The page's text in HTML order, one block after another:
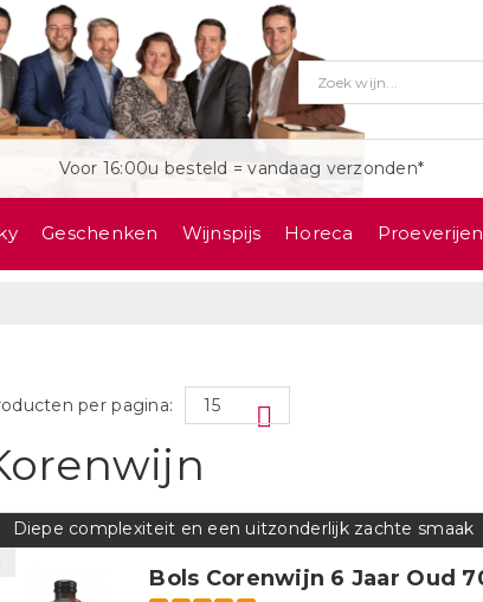
Voor 16:00u besteld = vandaag verzonden*
Geschenken Wijnspijs Horeca Proeverijen
per pagina:
Diepe complexiteit en een uitzonderlijk zachte smaak
Bols Corenwijn 6 Jaar Oud